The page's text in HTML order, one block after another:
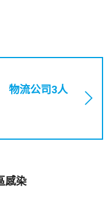
物流公司3人
感染